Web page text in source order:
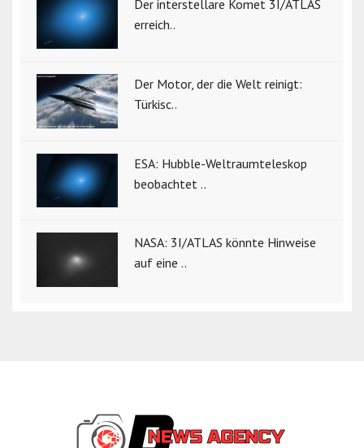
Der interstellare Komet 3I/ATLAS
erreich..
Der Motor, der die Welt reinigt:
Türkisc..
ESA: Hubble-Weltraumteleskop
beobachtet ..
NASA: 3I/ATLAS könnte Hinweise
auf eine ..